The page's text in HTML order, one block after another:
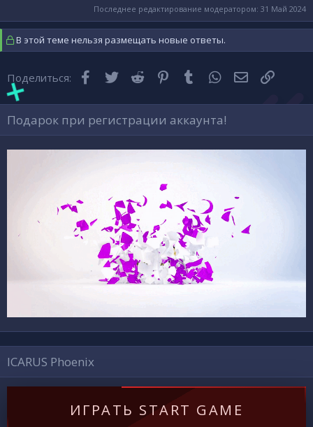
Последнее редактирование модератором: 31 Май 2024
В этой теме нельзя размещать новые ответы.
Поделиться: Facebook
TwitterReddit Pinterest
TumblrWhatsApp Ссылка
Подарок при регистрации аккаунта!
ICARUS Phoenix
ИГРАТЬ START GAME